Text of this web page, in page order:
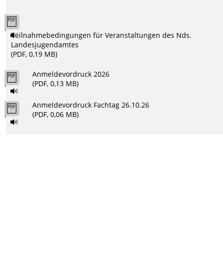
Teilnahmebedingungen für Veranstaltungen des Nds.
Landesjugendamtes
(PDF, 0,19 MB)
Anmeldevordruck 2026
(PDF, 0,13 MB)
Anmeldevordruck Fachtag 26.10.26
(PDF, 0,06 MB)